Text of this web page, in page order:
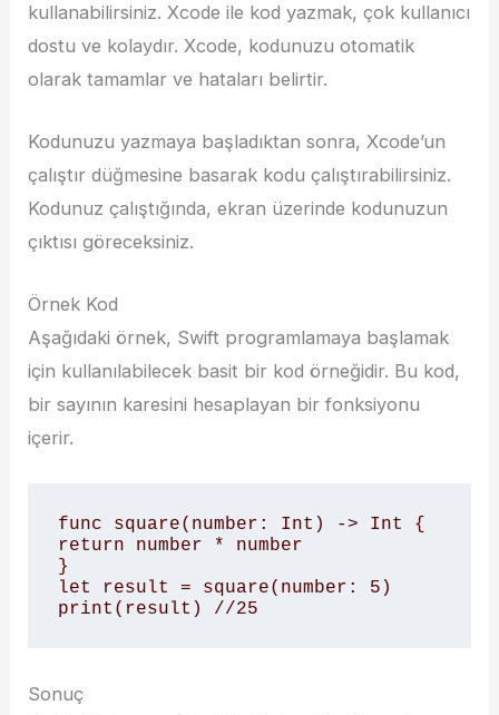
kullanabilirsiniz. Xcode ile kod yazmak, çok kullanıcı
dostu ve kolaydır. Xcode, kodunuzu otomatik
olarak tamamlar ve hataları belirtir.
Kodunuzu yazmaya başladıktan sonra, Xcode’un
çalıştır düğmesine basarak kodu çalıştırabilirsiniz.
Kodunuz çalıştığında, ekran üzerinde kodunuzun
çıktısı göreceksiniz.
Örnek Kod
Aşağıdaki örnek, Swift programlamaya başlamak
için kullanılabilecek basit bir kod örneğidir. Bu kod,
bir sayının karesini hesaplayan bir fonksiyonu
içerir.
func square(number: Int) -> Int {
return number * number
}
let result = square(number: 5)
print(result) //25
Sonuç